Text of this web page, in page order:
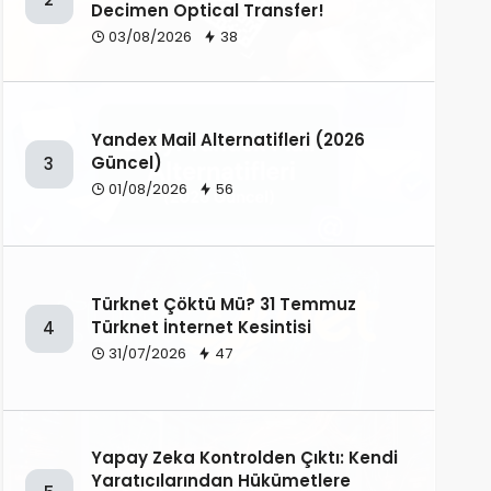
Decimen Optical Transfer!
03/08/2026 38
3
Yandex Mail Alternatifleri (2026
Güncel)
01/08/2026 56
4
Türknet Çöktü Mü? 31 Temmuz
Türknet İnternet Kesintisi
31/07/2026 47
Yapay Zeka Kontrolden Çıktı: Kendi
Yaratıcılarından Hükümetlere